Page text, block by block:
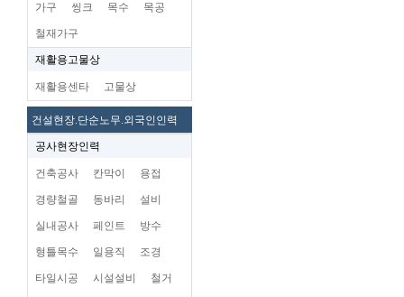
가구 씽크 목수 목공
철재가구
재활용고물상
재활용센타 고물상
건설현장.단순노무.외국인인력
공사현장인력
건축공사 칸막이 용접
경량철골 동바리 설비
실내공사 페인트 방수
형틀목수 일용직 조경
타일시공 시설설비 철거